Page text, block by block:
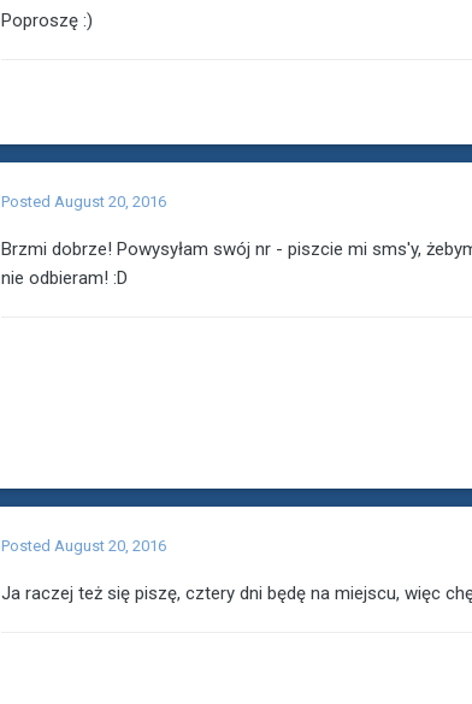
Poproszę :)
Posted August 20, 2016
Brzmi dobrze! Powysyłam swój nr - piszcie mi sms'y,
nie odbieram! :D
Posted August 20, 2016
Ja raczej też się piszę, cztery dni będę na miejscu, więc